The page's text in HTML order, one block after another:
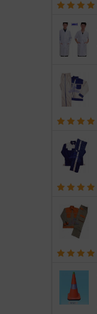
out of 5
out of 5
out of 5
out of 5